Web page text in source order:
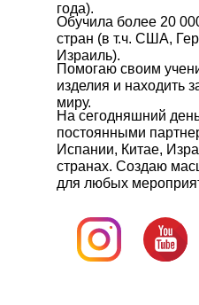
Помогаю своим
изделия и находить
миру.
Обучила более 20
стран (в т.ч. США,
Израиль).
На сегодняшний
постоянными
Испании, Китае,
странах. Создаю
для любых
года).